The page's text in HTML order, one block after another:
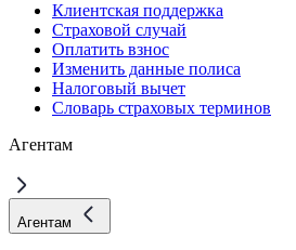
Клиентская поддержка
Страховой случай
Оплатить взнос
Изменить данные полиса
Налоговый вычет
Словарь страховых терминов
Агентам
Агентам